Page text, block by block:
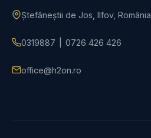
Ștefăneștii de Jos, Ilfov, România
0319887 0726 426 426
office@h2on.ro